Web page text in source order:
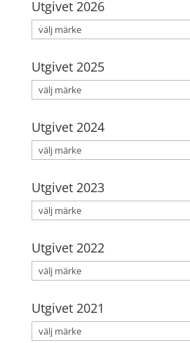
Utgivet 2026
Utgivet 2025
Utgivet 2024
Utgivet 2023
Utgivet 2022
Utgivet 2021